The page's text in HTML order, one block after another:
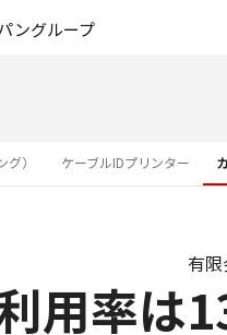
ングループ
） ケーブルIDプリンター
用率は
有